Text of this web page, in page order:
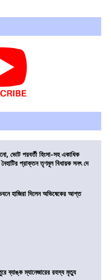
ভোট পরবর্তী হিংসা-সহ একাধিক
প্রাক্তন তৃণমূল বিধায়ক সনৎ দে
হাজিরা দিলেন অভিষেকের আপ্ত
ব্যাঙ্ক ম্যানেজারের রহস্য মৃত্যু